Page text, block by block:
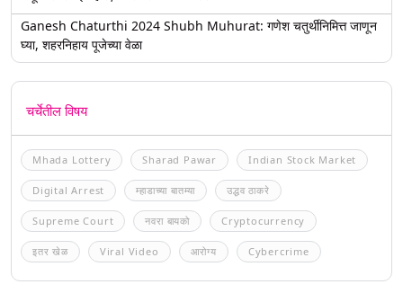
Ganesh Chaturthi 2024 Shubh Muhurat: गणेश चतुर्थीनिमित्त जाणून
घ्या, शहरनिहाय पूजेच्या वेळा
चर्चेतील विषय
Mhada Lottery Sharad Pawar Indian Stock Market
Digital Arrest म्हाडाच्या बातम्या उद्धव ठाकरे
Supreme Court नवरा बायको Cryptocurrency
इतर खेळ Viral Video आरोग्य Cybercrime